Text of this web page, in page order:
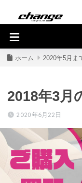
入庫車情報
ホーム 2020年5月ま
2018年3月
2020年6月22日